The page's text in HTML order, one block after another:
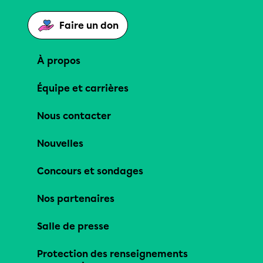
Faire un don
À propos
Équipe et carrières
Nous contacter
Nouvelles
Concours et sondages
Nos partenaires
Salle de presse
Protection des renseignements